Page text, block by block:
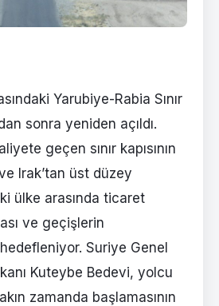
Yarubiye-Rabia Sınır
sonra yeniden açıldı.
geçen sınır kapısının
Irak’tan üst düzey
ülke arasında ticaret
ve geçişlerin
hedefleniyor. Suriye Genel
Kuteybe Bedevi, yolcu
zamanda başlamasının